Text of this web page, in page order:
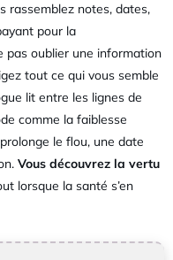
rassemblez notes, dates,
pour la
pas oublier une information
tout ce qui vous semble
lit entre les lignes de
comme la faiblesse
le flou, une date
Vous découvrez la vertu
lorsque la santé s’en